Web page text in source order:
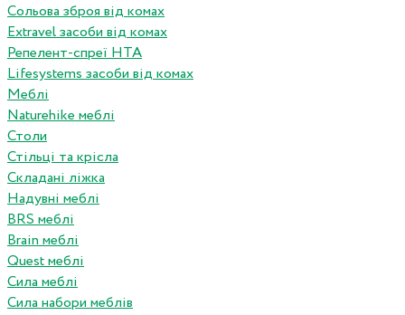
Сольова зброя від комах
Extravel засоби від комах
Репелент-спреї HTA
Lifesystems засоби від комах
Меблі
Naturehike меблі
Столи
Стільці та крісла
Складані ліжка
Надувні меблі
BRS меблі
Brain меблі
Quest меблі
Сила меблі
Сила набори меблів